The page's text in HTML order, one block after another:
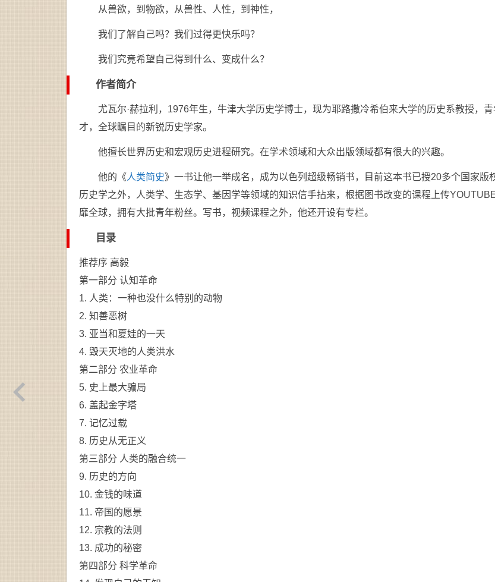
从兽欲，到物欲，从兽性、人性，到神性，
我们了解自己吗？我们过得更快乐吗？
我们究竟希望自己得到什么、变成什么？
作者简介
尤瓦尔·赫拉利，1976年生，牛津大学历史学博士，现为耶路撒冷希伯来大学的历史系教授，
才，全球瞩目的新锐历史学家。
他擅长世界历史和宏观历史进程研究。在学术领域和大众出版领域都有很大的兴趣。
他的《人类简史》一书让他一举成名，成为以色列超级畅销书，目前这本书已授20多个国家版
历史学之外，人类学、生态学、基因学等领域的知识信手拈来，根据图书改变的课程上传
靡全球，拥有大批青年粉丝。写书，视频课程之外，他还开设有专栏。
目录
推荐序 高毅
第一部分 认知革命
1. 人类：一种也没什么特别的动物
2. 知善恶树
3. 亚当和夏娃的一天
4. 毁天灭地的人类洪水
第二部分 农业革命
5. 史上最大骗局
6. 盖起金字塔
7. 记忆过载
8. 历史从无正义
第三部分 人类的融合统一
9. 历史的方向
10. 金钱的味道
11. 帝国的愿景
12. 宗教的法则
13. 成功的秘密
第四部分 科学革命